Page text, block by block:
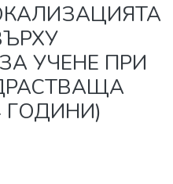
УЧЕНЕ ПРИ
ГОДИНИ)